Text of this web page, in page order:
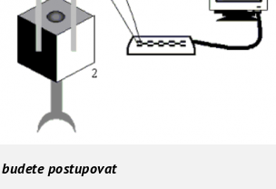
budete postupovat